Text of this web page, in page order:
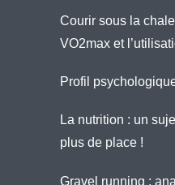
Courir sous la
VO2max et
Profil
La nutrition : un
plus de place !
Gravel running :